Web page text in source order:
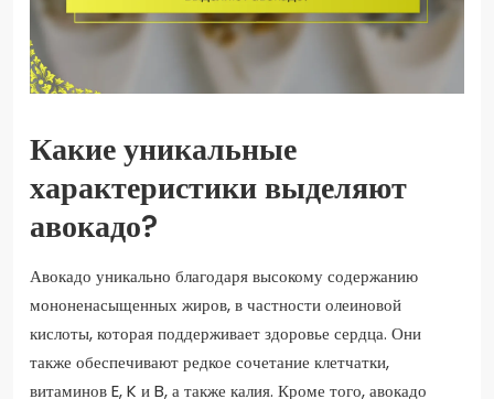
Какие уникальные
характеристики выделяют
авокадо?
Авокадо уникально благодаря высокому содержанию
мононенасыщенных жиров, в частности олеиновой
кислоты, которая поддерживает здоровье сердца. Они
также обеспечивают редкое сочетание клетчатки,
витаминов E, K и B, а также калия. Кроме того, авокадо